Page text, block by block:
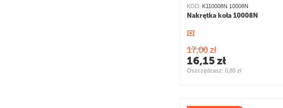
KOD: K110008N 10008N
Nakrętka koła 10008N
17,00 zł
16,15zł
Oszczędzasz: 0,85 zł